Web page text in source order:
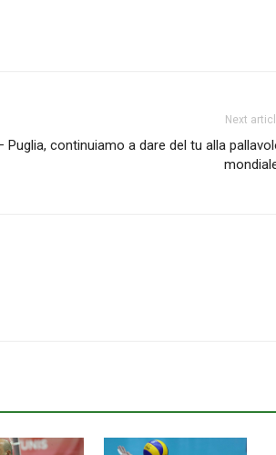
Next
continuiamo a dare del tu alla